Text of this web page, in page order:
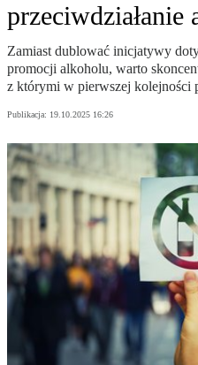
Zamiast dublować inicjatywy
promocji alkoholu, warto
z którymi w pierwszej kolejności
Publikacja: 19.10.2025 16:26